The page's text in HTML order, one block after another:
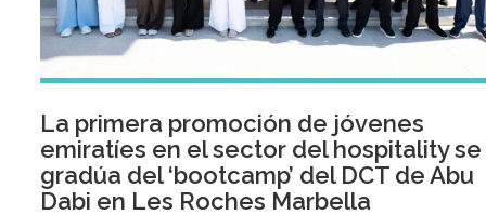
La primera promoción de jóvenes
emiratíes en el sector del hospitality se
gradúa del ‘bootcamp’ del DCT de Abu
Dabi en Les Roches Marbella